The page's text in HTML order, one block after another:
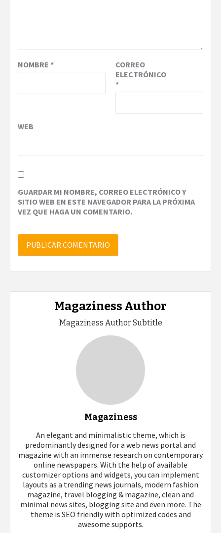
NOMBRE *
CORREO
ELECTRÓNICO
*
WEB
GUARDAR MI NOMBRE, CORREO ELECTRÓNICO Y
SITIO WEB EN ESTE NAVEGADOR PARA LA PRÓXIMA
VEZ QUE HAGA UN COMENTARIO.
Magaziness Author
Magaziness Author Subtitle
Magaziness
An elegant and minimalistic theme, which is
predominantly designed for a web news portal and
magazine with an immense research on contemporary
online newspapers. With the help of available
customizer options and widgets, you can implement
layouts as a trending news journals, modern fashion
magazine, travel blogging & magazine, clean and
minimal news sites, blogging site and even more. The
theme is SEO friendly with optimized codes and
awesome supports.